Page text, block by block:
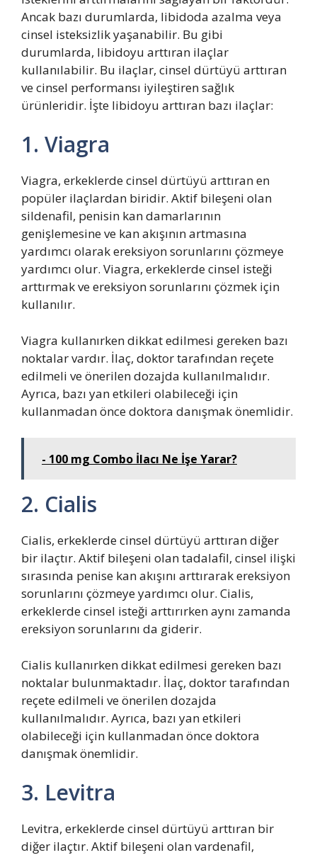
Ancak bazı durumlarda, libidoda azalma veya
cinsel isteksizlik yaşanabilir. Bu gibi
durumlarda, libidoyu arttıran ilaçlar
kullanılabilir. Bu ilaçlar, cinsel dürtüyü arttıran
ve cinsel performansı iyileştiren sağlık
ürünleridir. İşte libidoyu arttıran bazı ilaçlar:
1. Viagra
Viagra, erkeklerde cinsel dürtüyü arttıran en
popüler ilaçlardan biridir. Aktif bileşeni olan
sildenafil, penisin kan damarlarının
genişlemesine ve kan akışının artmasına
yardımcı olarak ereksiyon sorunlarını çözmeye
yardımcı olur. Viagra, erkeklerde cinsel isteği
arttırmak ve ereksiyon sorunlarını çözmek için
kullanılır.
Viagra kullanırken dikkat edilmesi gereken bazı
noktalar vardır. İlaç, doktor tarafından reçete
edilmeli ve önerilen dozajda kullanılmalıdır.
Ayrıca, bazı yan etkileri olabileceği için
kullanmadan önce doktora danışmak önemlidir.
- 100 mg Combo İlacı Ne İşe Yarar?
2. Cialis
Cialis, erkeklerde cinsel dürtüyü arttıran diğer
bir ilaçtır. Aktif bileşeni olan tadalafil, cinsel ilişki
sırasında penise kan akışını arttırarak ereksiyon
sorunlarını çözmeye yardımcı olur. Cialis,
erkeklerde cinsel isteği arttırırken aynı zamanda
ereksiyon sorunlarını da giderir.
Cialis kullanırken dikkat edilmesi gereken bazı
noktalar bulunmaktadır. İlaç, doktor tarafından
reçete edilmeli ve önerilen dozajda
kullanılmalıdır. Ayrıca, bazı yan etkileri
olabileceği için kullanmadan önce doktora
danışmak önemlidir.
3. Levitra
Levitra, erkeklerde cinsel dürtüyü arttıran bir
diğer ilaçtır. Aktif bileşeni olan vardenafil,